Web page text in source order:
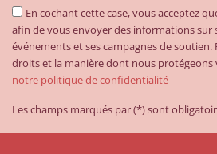
En cochant cette case, vous acceptez
afin de vous envoyer des informations sur
événements et ses campagnes de
droits et la manière dont nous protégeons
notre politique de confidentialité
Les champs marqués par (*) sont